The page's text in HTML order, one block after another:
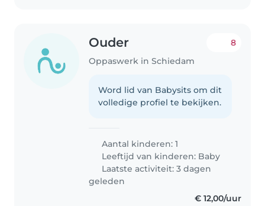
Ouder
Oppaswerk in Schiedam
8
Word lid van Babysits om dit
volledige profiel te bekijken.
Aantal kinderen: 1
Leeftijd van kinderen: Baby
Laatste activiteit: 3 dagen
geleden
€ 12,00/uur